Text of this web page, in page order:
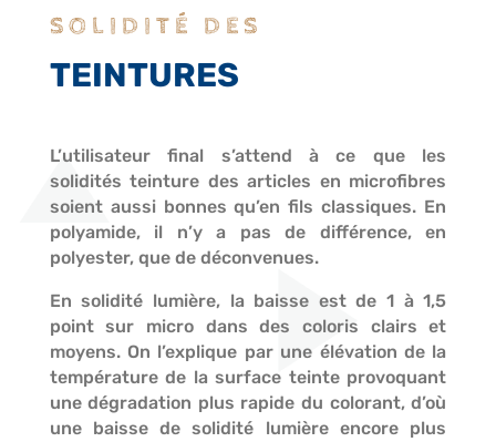
SOLIDITÉ DES
TEINTURES
L’utilisateur final s’attend à ce que les
solidités teinture des articles en microfibres
soient aussi bonnes qu’en fils classiques. En
polyamide, il n’y a pas de différence, en
polyester, que de déconvenues.
En solidité lumière, la baisse est de 1 à 1,5
point sur micro dans des coloris clairs et
moyens. On l’explique par une élévation de la
température de la surface teinte provoquant
une dégradation plus rapide du colorant, d’où
une baisse de solidité lumière encore plus